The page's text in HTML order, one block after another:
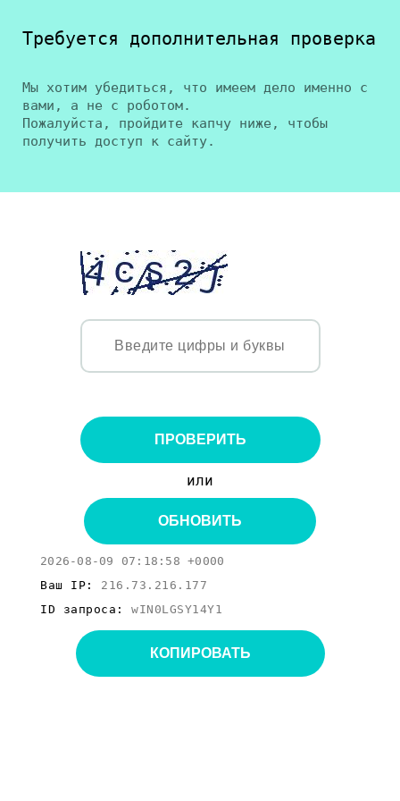
Требуется дополнительная проверка
Мы хотим убедиться, что имеем дело именно с
вами, а не с роботом.
Пожалуйста, пройдите капчу ниже, чтобы
получить доступ к сайту.
ПРОВЕРИТЬ
или
ОБНОВИТЬ
2026-08-09 07:18:58 +0000
Ваш IP: 216.73.216.177
ID запроса: wIN0LGSY14Y1
КОПИРОВАТЬ